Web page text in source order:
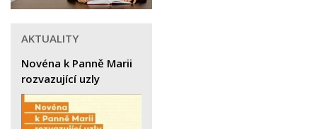
AKTUALITY
Novéna k Panně Marii
rozvazující uzly